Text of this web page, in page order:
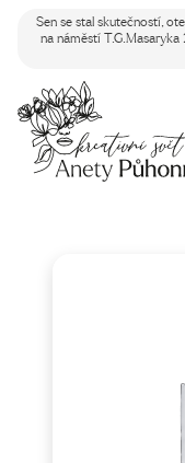
Sen se stal skutečností,
na náměstí